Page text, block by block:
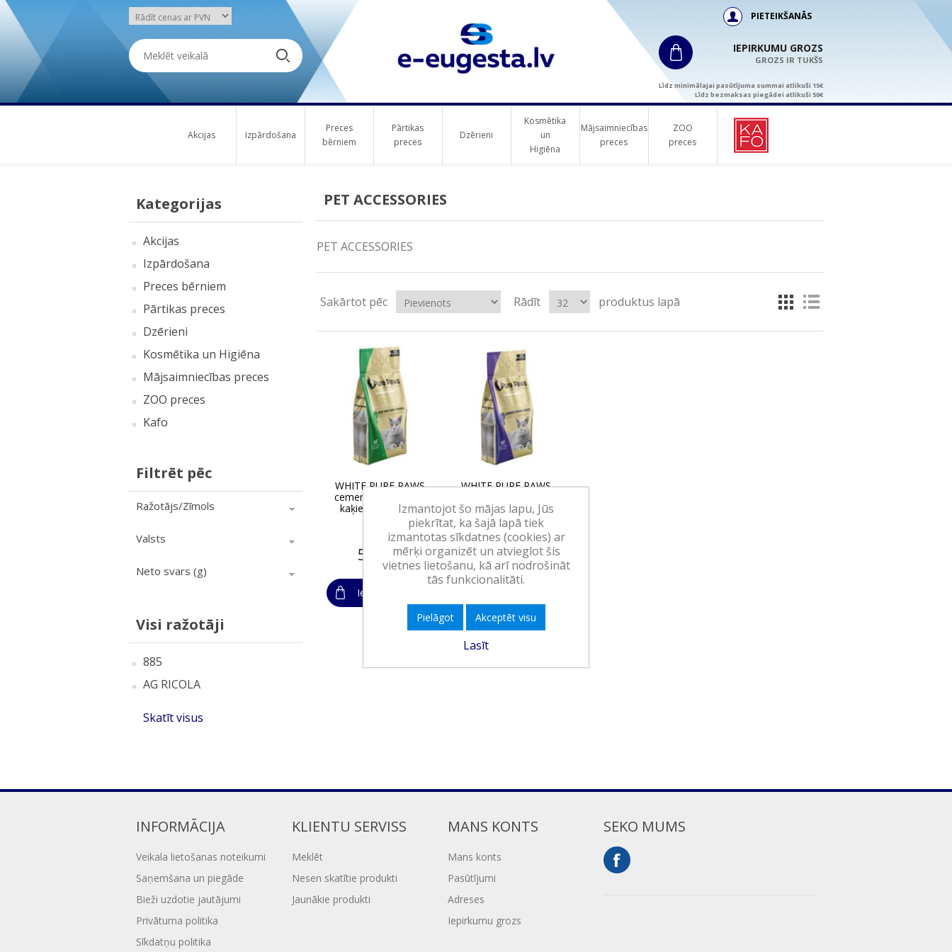
PIETEIKŠANĀS
IEPIRKUMU GROZS
GROZS IR TUKŠS
Līdz minimālajai pasūtījuma summai atlikuši 15€
Līdz bezmaksas piegādei atlikuši 50€
Akcijas Izpārdošana
Preces
bērniem
Pārtikas
preces
Dzērieni
Kosmētika
un
Higiēna
Mājsaimniecības
preces
ZOO
preces
Kategorijas
Akcijas
Izpārdošana
Preces bērniem
Pārtikas preces
Dzērieni
Kosmētika un Higiēna
Mājsaimniecības preces
ZOO preces
Kafo
Filtrēt pēc
Ražotājs/Zīmols
Valsts
Neto svars (g)
Visi ražotāji
885
AG RICOLA
Skatīt visus
PET ACCESSORIES
PET ACCESSORIES
Sakārtot pēc Rādīt produktus lapā
WHITE PURE PAWS
cementējoši pakaiši
kaķiem (alveja) 5l
5,45€
Ielikt grozā
WHITE PURE PAWS
kaķiem (lavanda) 5l
5,45€
INFORMĀCIJA
Veikala lietošanas noteikumi
Saņemšana un piegāde
Bieži uzdotie jautājumi
Privātuma politika
Sīkdatņu politika
KLIENTU SERVISS
Meklēt
Nesen skatītie produkti
Jaunākie produkti
MANS KONTS
Mans konts
Pasūtījumi
Adreses
Iepirkumu grozs
SEKO MUMS
Izmantojot šo mājas lapu, Jūs
piekrītat, ka šajā lapā tiek
izmantotas sīkdatnes (cookies) ar
mērķi organizēt un atvieglot šis
vietnes lietošanu, kā arī nodrošināt
tās funkcionalitāti.
Pielāgot Akceptēt visu
Lasīt